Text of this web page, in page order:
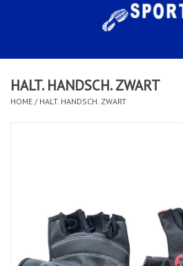
KLEDING
CLUBSHOPS
HALT. HANDSCH. ZWART
HOME / HALT. HANDSCH. ZWART